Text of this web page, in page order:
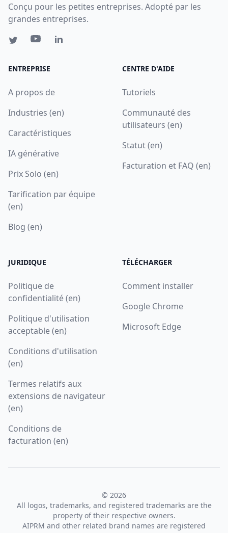
Conçu pour les petites entreprises. Adopté par les
grandes entreprises.
ENTREPRISE
A propos de
Industries (en)
Caractéristiques
IA générative
Prix Solo (en)
Tarification par équipe
(en)
Blog (en)
CENTRE D'AIDE
Tutoriels
Communauté des
utilisateurs (en)
Statut (en)
Facturation et FAQ (en)
JURIDIQUE
Politique de
confidentialité (en)
Politique d'utilisation
acceptable (en)
Conditions d'utilisation
(en)
Termes relatifs aux
extensions de navigateur
(en)
Conditions de
facturation (en)
TÉLÉCHARGER
Comment installer
Google Chrome
Microsoft Edge
© 2026
All logos, trademarks, and registered trademarks are the
property of their respective owners.
AIPRM and other related brand names are registered